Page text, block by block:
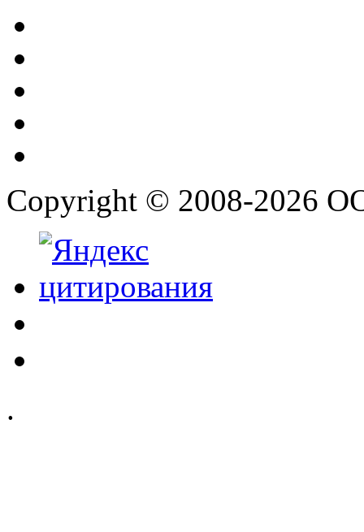
Copyright © 2008-2026
.